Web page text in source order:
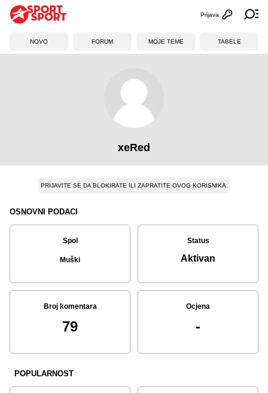
Otvori
Prijava
NOVO FORUM MOJE TEME TABELE
xeRed
PRIJAVITE SE DA BLOKIRATE ILI ZAPRATITE OVOG KORISNIKA.
OSNOVNI PODACI
Spol
Muški
Status
Aktivan
Broj komentara
79
Ocjena
-
POPULARNOST